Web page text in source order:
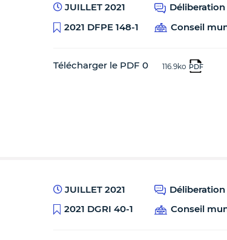
JUILLET 2021
Déliberation
2021 DFPE 148-1
Conseil
Télécharger le PDF 0 116.9ko PDF
JUILLET 2021
Déliberation
2021 DGRI 40-1
Conseil